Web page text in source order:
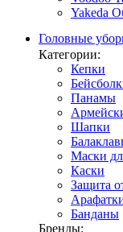
Yakeda
Головные
Категории:
Кепки
Панамы
Шапки
Маски
Каски
Защита
Банданы
Бренды: